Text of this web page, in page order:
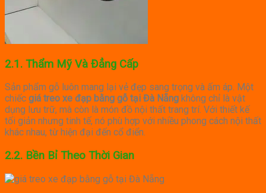
2.1. Thẩm Mỹ Và Đẳng Cấp
Sản phẩm gỗ luôn mang lại vẻ đẹp sang trọng và ấm áp. Một
chiếc giá treo xe đạp bằng gỗ tại Đà Nẵng không chỉ là vật
dụng lưu trữ, mà còn là món đồ nội thất trang trí. Với thiết kế
tối giản nhưng tinh tế, nó phù hợp với nhiều phong cách nội thất
khác nhau, từ hiện đại đến cổ điển.
2.2. Bền Bỉ Theo Thời Gian